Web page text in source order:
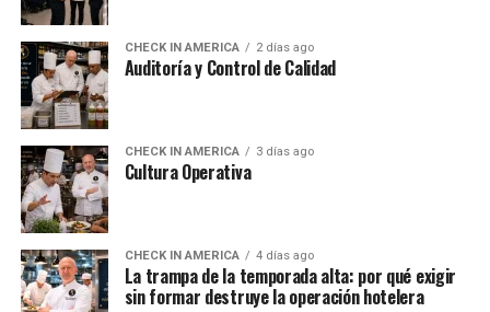
CHECK IN AMERICA 2 días ago
Auditoría y Control de Calidad
CHECK IN AMERICA 3 días ago
Cultura Operativa
CHECK IN AMERICA 4 días ago
La trampa de la temporada alta: por qué exigir
sin formar destruye la operación hotelera